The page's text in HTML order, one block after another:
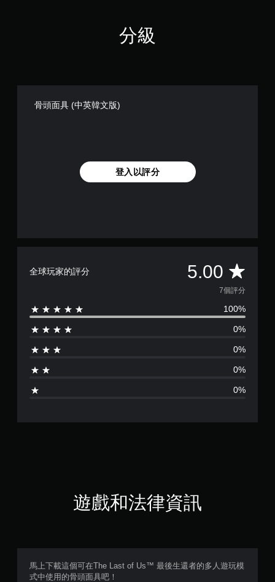
分級
骨頭面具 (中英韓文版)
登入以評分
全球玩家的評分 5.00 平
均
評
分
5
星
星
7個評分
100%
0%
0%
0%
0%
遊戲和法律資訊
馬上下載這個可在The Last of Us™ 最後生還者的多人遊玩模
式中使用的骨頭面具吧！